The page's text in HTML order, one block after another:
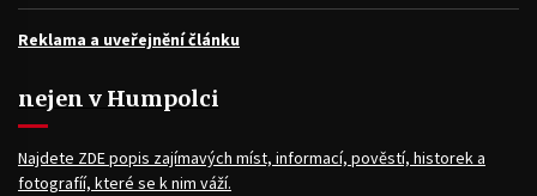
Reklama a uveřejnění článku
nejen v Humpolci
Najdete ZDE popis zajímavých míst, informací, pověstí, historek a
fotografíí, které se k nim váží.